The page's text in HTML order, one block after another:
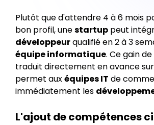
Plutôt que d'attendre 4 à 6 mois
bon profil, unestartup peut
développeurqualifié en 2 à 3
équipe informatique. Ce gain
traduit directement en avance
permet auxéquipes IT de
immédiatement les
L'ajout de compétences